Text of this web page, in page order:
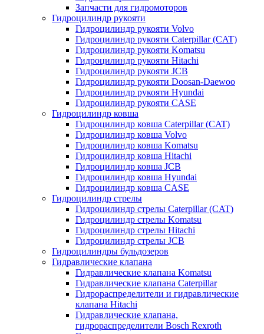
Запчасти для гидромоторов
Гидроцилиндр рукояти
Гидроцилиндр рукояти Volvo
Гидроцилиндр рукояти Caterpillar (CAT)
Гидроцилиндр рукояти Komatsu
Гидроцилиндр рукояти Hitachi
Гидроцилиндр рукояти JCB
Гидроцилиндр рукояти Doosan-Daewoo
Гидроцилиндр рукояти Hyundai
Гидроцилиндр рукояти CASE
Гидроцилиндр ковша
Гидроцилиндр ковша Caterpillar (CAT)
Гидроцилиндр ковша Volvo
Гидроцилиндр ковша Komatsu
Гидроцилиндр ковша Hitachi
Гидроцилиндр ковша JCB
Гидроцилиндр ковша Hyundai
Гидроцилиндр ковша CASE
Гидроцилиндр стрелы
Гидроцилиндр стрелы Caterpillar (CAT)
Гидроцилиндр стрелы Komatsu
Гидроцилиндр стрелы Hitachi
Гидроцилиндр стрелы JCB
Гидроцилиндры бульдозеров
Гидравлические клапана
Гидравлические клапана Komatsu
Гидравлические клапана Caterpillar
Гидрораспределители и гидравлические
клапана Hitachi
Гидравлические клапана,
гидрораспределители Bosch Rexroth